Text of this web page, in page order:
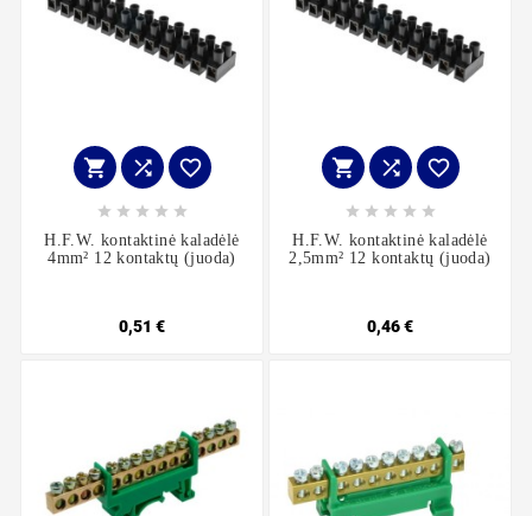
  
    
H.F.W. kontaktinė kaladėlė
4mm² 12 kontaktų (juoda)
0,51 €
  
    
H.F.W. kontaktinė kaladėlė
2,5mm² 12 kontaktų (juoda)
0,46 €